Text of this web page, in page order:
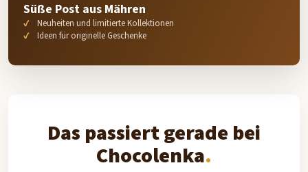
Süße Post aus Mähren
Neuheiten und limitierte Kollektionen
Ideen für originelle Geschenke
Das passiert gerade bei
Chocolenka